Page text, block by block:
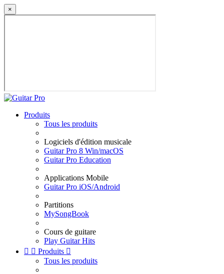
×
Produits
Tous les produits
Logiciels d'édition musicale
Guitar Pro 8 Win/macOS
Guitar Pro Education
Applications Mobile
Guitar Pro iOS/Android
Partitions
MySongBook
Cours de guitare
Play Guitar Hits
  Produits 
Tous les produits